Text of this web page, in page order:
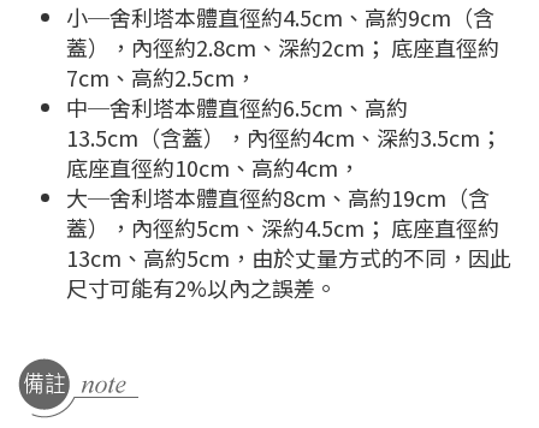
小─舍利塔本體直徑約4.5cm、高約9cm（含
蓋），內徑約2.8cm、深約2cm； 底座直徑約
7cm、高約2.5cm，
中─舍利塔本體直徑約6.5cm、高約
13.5cm（含蓋），內徑約4cm、深約3.5cm；
底座直徑約10cm、高約4cm，
大─舍利塔本體直徑約8cm、高約19cm（含
蓋），內徑約5cm、深約4.5cm； 底座直徑約
13cm、高約5cm，由於丈量方式的不同，因此
尺寸可能有2%以內之誤差。